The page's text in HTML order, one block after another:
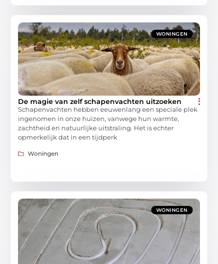
WONINGEN
De magie van zelf schapenvachten uitzoeken
Schapenvachten hebben eeuwenlang een speciale plek
ingenomen in onze huizen, vanwege hun warmte,
zachtheid en natuurlijke uitstraling. Het is echter
opmerkelijk dat in een tijdperk
Woningen
WONINGEN